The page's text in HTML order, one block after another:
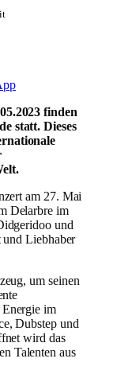
finden
statt. Dieses
am 27. Mai
Delarbre im
und
und Liebhaber
um seinen
im
Dubstep und
wird das
Talenten aus